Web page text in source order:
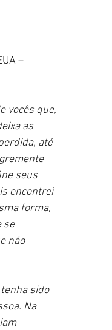
–
vocês que,
as
até
seus
encontrei
forma,
se
não
sido
Na